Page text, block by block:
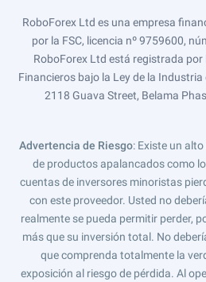
RoboForex Ltd es una empresa
por la FSC, licencia nº 9759600,
RoboForex Ltd está registrada por
Financieros bajo la Ley de la
2118 Guava Street, Belama
Advertencia de Riesgo: Existe un
de productos apalancados como
cuentas de inversores minoristas
con este proveedor. Usted no
realmente se pueda permitir perder,
más que su inversión total. No
que comprenda totalmente la
exposición al riesgo de pérdida. Al